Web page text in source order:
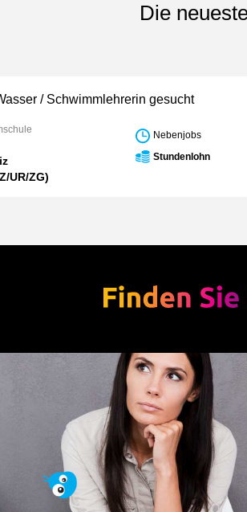
Die
/ Schwimmlehrerin gesucht
UR/ZG)
Nebenjobs
Stundenlohn